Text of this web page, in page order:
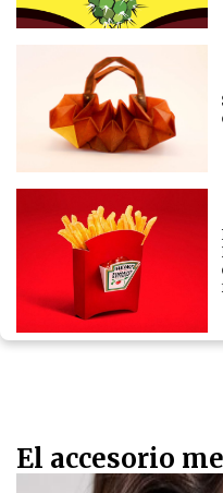
El accesorio